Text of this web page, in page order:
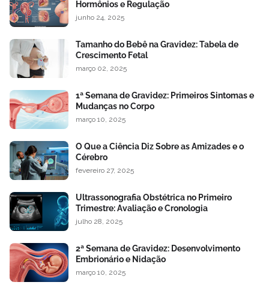
Hormônios e Regulação
junho 24, 2025
Tamanho do Bebê na Gravidez: Tabela de
Crescimento Fetal
março 02, 2025
1ª Semana de Gravidez: Primeiros Sintomas e
Mudanças no Corpo
março 10, 2025
O Que a Ciência Diz Sobre as Amizades e o
Cérebro
fevereiro 27, 2025
Ultrassonografia Obstétrica no Primeiro
Trimestre: Avaliação e Cronologia
julho 28, 2025
2ª Semana de Gravidez: Desenvolvimento
Embrionário e Nidação
março 10, 2025